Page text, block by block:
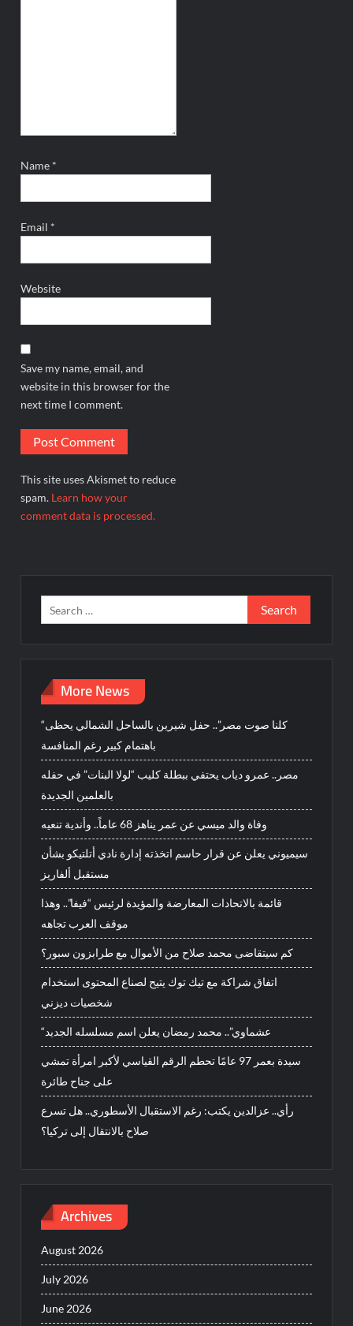
Name *
Email *
Website
Save my name, email, and
website in this browser for the
next time I comment.
This site uses Akismet to reduce
spam. Learn how your
comment data is processed.
Search
for:
More News
“كلنا صوت مصر”.. حفل شيرين بالساحل الشمالي يحظى
باهتمام كبير رغم المنافسة
مصر.. عمرو دياب يحتفي ببطلة كليب “لولا البنات” في حفله
بالعلمين الجديدة
وفاة والد ميسي عن عمر يناهز 68 عاماً.. وأندية تنعيه
سيميوني يعلن عن قرار حاسم اتخذته إدارة نادي أتلتيكو بشأن
مستقبل ألفاريز
قائمة بالاتحادات المعارضة والمؤيدة لرئيس “فيفا”.. وهذا
موقف العرب تجاهه
كم سيتقاضى محمد صلاح من الأموال مع طرابزون سبور؟
اتفاق شراكة مع تيك توك يتيح لصناع المحتوى استخدام
شخصيات ديزني
“عشماوي”.. محمد رمضان يعلن اسم مسلسله الجديد
سيدة بعمر 97 عامًا تحطم الرقم القياسي لأكبر امرأة تمشي
على جناح طائرة
رأي.. عزالدين يكتب: رغم الاستقبال الأسطوري.. هل تسرع
صلاح بالانتقال إلى تركيا؟
Archives
August 2026
July 2026
June 2026